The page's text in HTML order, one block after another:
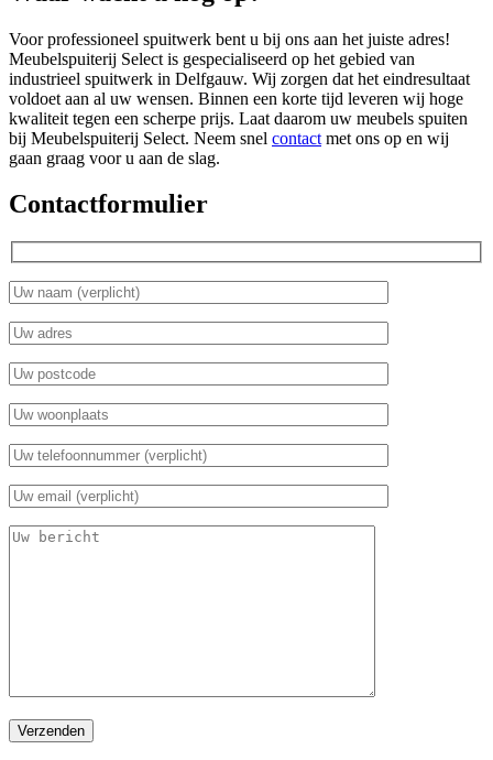
Voor professioneel spuitwerk bent u bij ons aan het juiste adres!
Meubelspuiterij Select is gespecialiseerd op het gebied van
industrieel spuitwerk in Delfgauw. Wij zorgen dat het eindresultaat
voldoet aan al uw wensen. Binnen een korte tijd leveren wij hoge
kwaliteit tegen een scherpe prijs. Laat daarom uw meubels spuiten
bij Meubelspuiterij Select. Neem snel contact met ons op en wij
gaan graag voor u aan de slag.
Contactformulier